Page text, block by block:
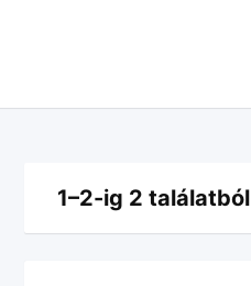
1–2-ig 2 találatból